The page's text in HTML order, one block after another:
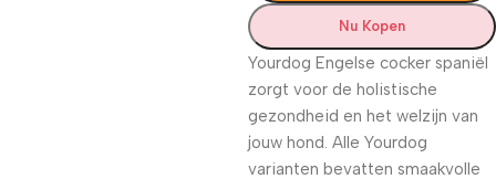
Nu Kopen
Yourdog Engelse cocker spaniël
zorgt voor de holistische
gezondheid en het welzijn van
jouw hond. Alle Yourdog
varianten bevatten smaakvolle